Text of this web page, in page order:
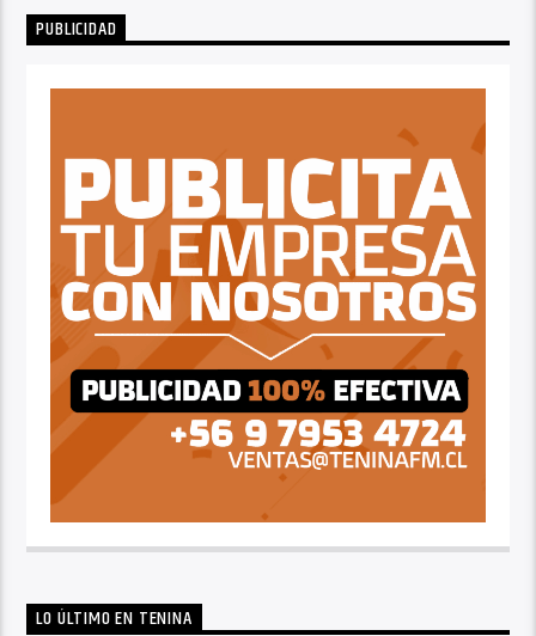
PUBLICIDAD
LO ÚLTIMO EN TENINA